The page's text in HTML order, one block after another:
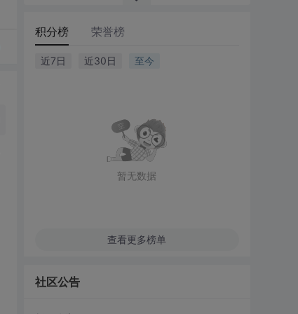
积分榜 荣誉榜
近7日 近30日 至今
暂无数据
查看更多榜单
社区公告